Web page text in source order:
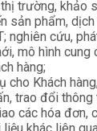
trường, khảo
sản phẩm,
nghiên cứu,
mô hình cung
hàng;
cho Khách
trao đổi
các hóa đơn,